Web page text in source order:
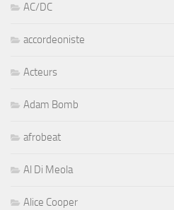
AC/DC
accordeoniste
Acteurs
Adam Bomb
afrobeat
Al Di Meola
Alice Cooper